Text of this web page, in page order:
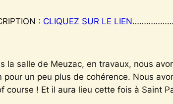
: CLIQUEZ SUR LE LIEN
la salle de Meuzac, en travaux, nous
un peu plus de cohérence. Nous
course ! Et il aura lieu cette fois à Saint